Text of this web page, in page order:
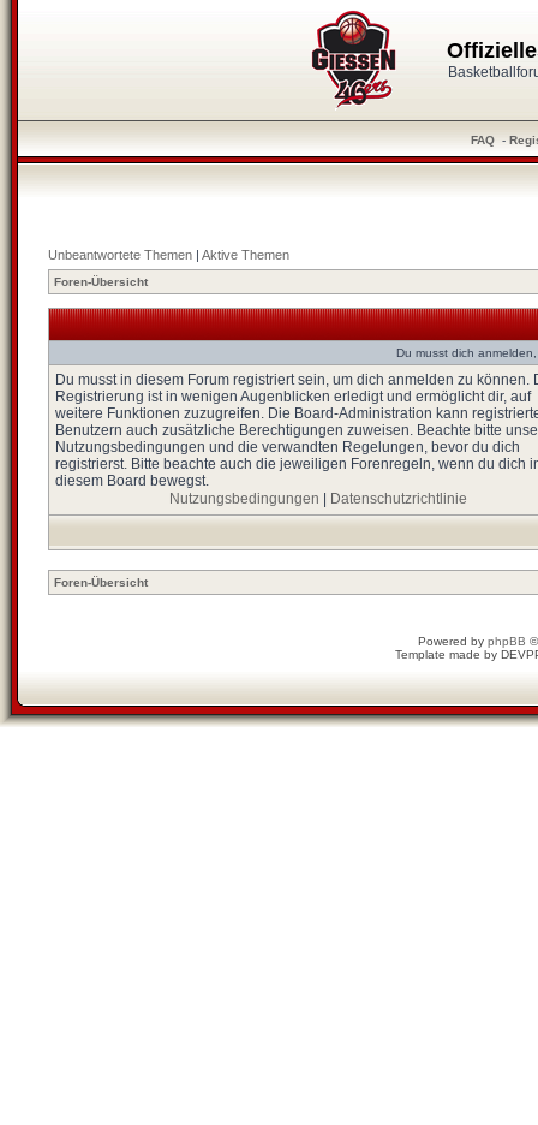
FAQ -
Unbeantwortete Themen | Aktive Themen
Foren-Übersicht
Du musst dich
Du musst in diesem Forum registriert sein, um dich anmelden zu können.
Registrierung ist in wenigen Augenblicken erledigt und ermöglicht dir, auf
weitere Funktionen zuzugreifen. Die Board-Administration kann
Benutzern auch zusätzliche Berechtigungen zuweisen. Beachte bitte
Nutzungsbedingungen und die verwandten Regelungen, bevor du dich
registrierst. Bitte beachte auch die jeweiligen Forenregeln, wenn du dich
diesem Board bewegst.
Nutzungsbedingungen
Datenschutzrichtlinie
Foren-Übersicht
Powered by phpBB
Template made by